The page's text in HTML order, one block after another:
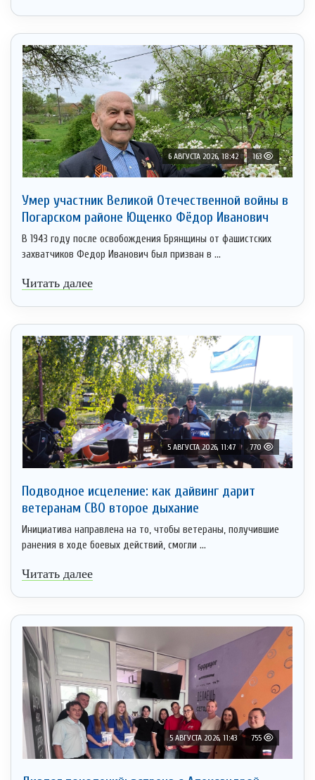
6 АВГУСТА 2026, 18:42 163
Умер участник Великой Отечественной войны в
Погарском районе Ющенко Фёдор Иванович
В 1943 году после освобождения Брянщины от фашистских
захватчиков Федор Иванович был призван в ...
Читать далее
5 АВГУСТА 2026, 11:47 770
Подводное исцеление: как дайвинг дарит
ветеранам СВО второе дыхание
Инициатива направлена на то, чтобы ветераны, получившие
ранения в ходе боевых действий, смогли ...
Читать далее
5 АВГУСТА 2026, 11:43 755